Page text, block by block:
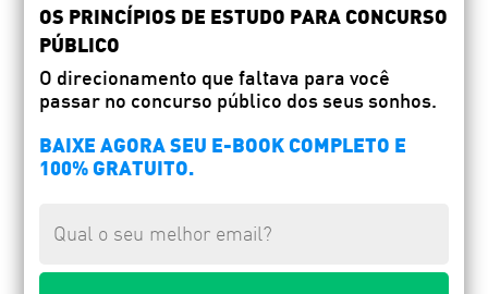
OS PRINCÍPIOS DE ESTUDO PARA CONCURSO
PÚBLICO
O direcionamento que faltava para você
passar no concurso público dos seus sonhos.
BAIXE AGORA SEU E-BOOK COMPLETO E
100% GRATUITO.